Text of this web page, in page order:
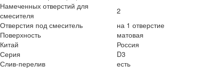
Намеченных отверстий для
смесителя
2
Отверстия под смеситель
на 1 отверстие
Поверхность
матовая
Китай
Россия
Серия
D3
Слив-перелив
есть